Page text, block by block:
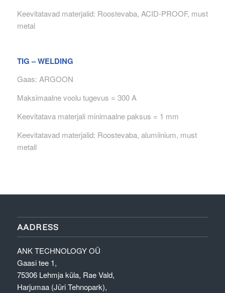
Keevitatavad materjalid: Roostevaba, ACID-PROOF, must
metal
TIG – WELDING
Gaas: ARGOON
Maksimaalne voolu tugevus = 300 A
Keevitatava materjali minimaalne paksus = 1 mm
Keevitatavad materjalid: Roostevaba, alumiinium, must
metall
AADRESS
ANK TECHNOLOGY OÜ
Gaasi tee 1,
75306 Lehmja küla, Rae Vald,
Harjumaa (Jüri Tehnopark),